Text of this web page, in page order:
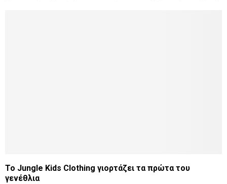
Το Jungle Kids Clothing γιορτάζει τα πρώτα του
γενέθλια